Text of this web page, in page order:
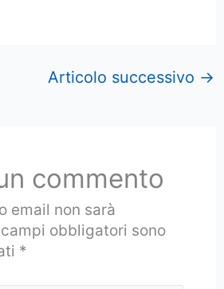
Articolo successivo →
commento
email non sarà
obbligatori sono
*